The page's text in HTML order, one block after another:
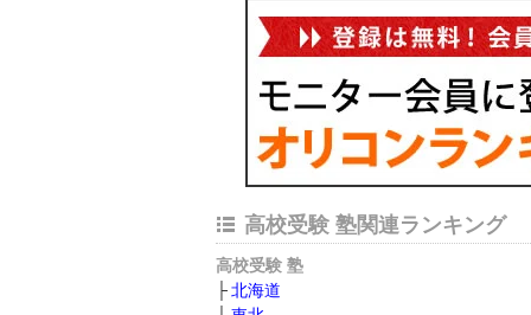
高校受験 塾関連ランキング
高校受験 塾
北海道